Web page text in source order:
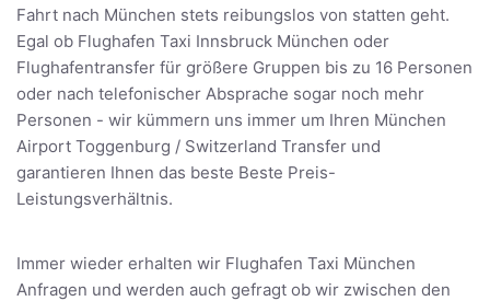
Fahrt nach München stets reibungslos von statten geht.
Egal ob Flughafen Taxi Innsbruck München oder
Flughafentransfer für größere Gruppen bis zu 16 Personen
oder nach telefonischer Absprache sogar noch mehr
Personen - wir kümmern uns immer um Ihren München
Airport Toggenburg / Switzerland Transfer und
garantieren Ihnen das beste Beste Preis-
Leistungsverhältnis.
Immer wieder erhalten wir Flughafen Taxi München
Anfragen und werden auch gefragt ob wir zwischen den